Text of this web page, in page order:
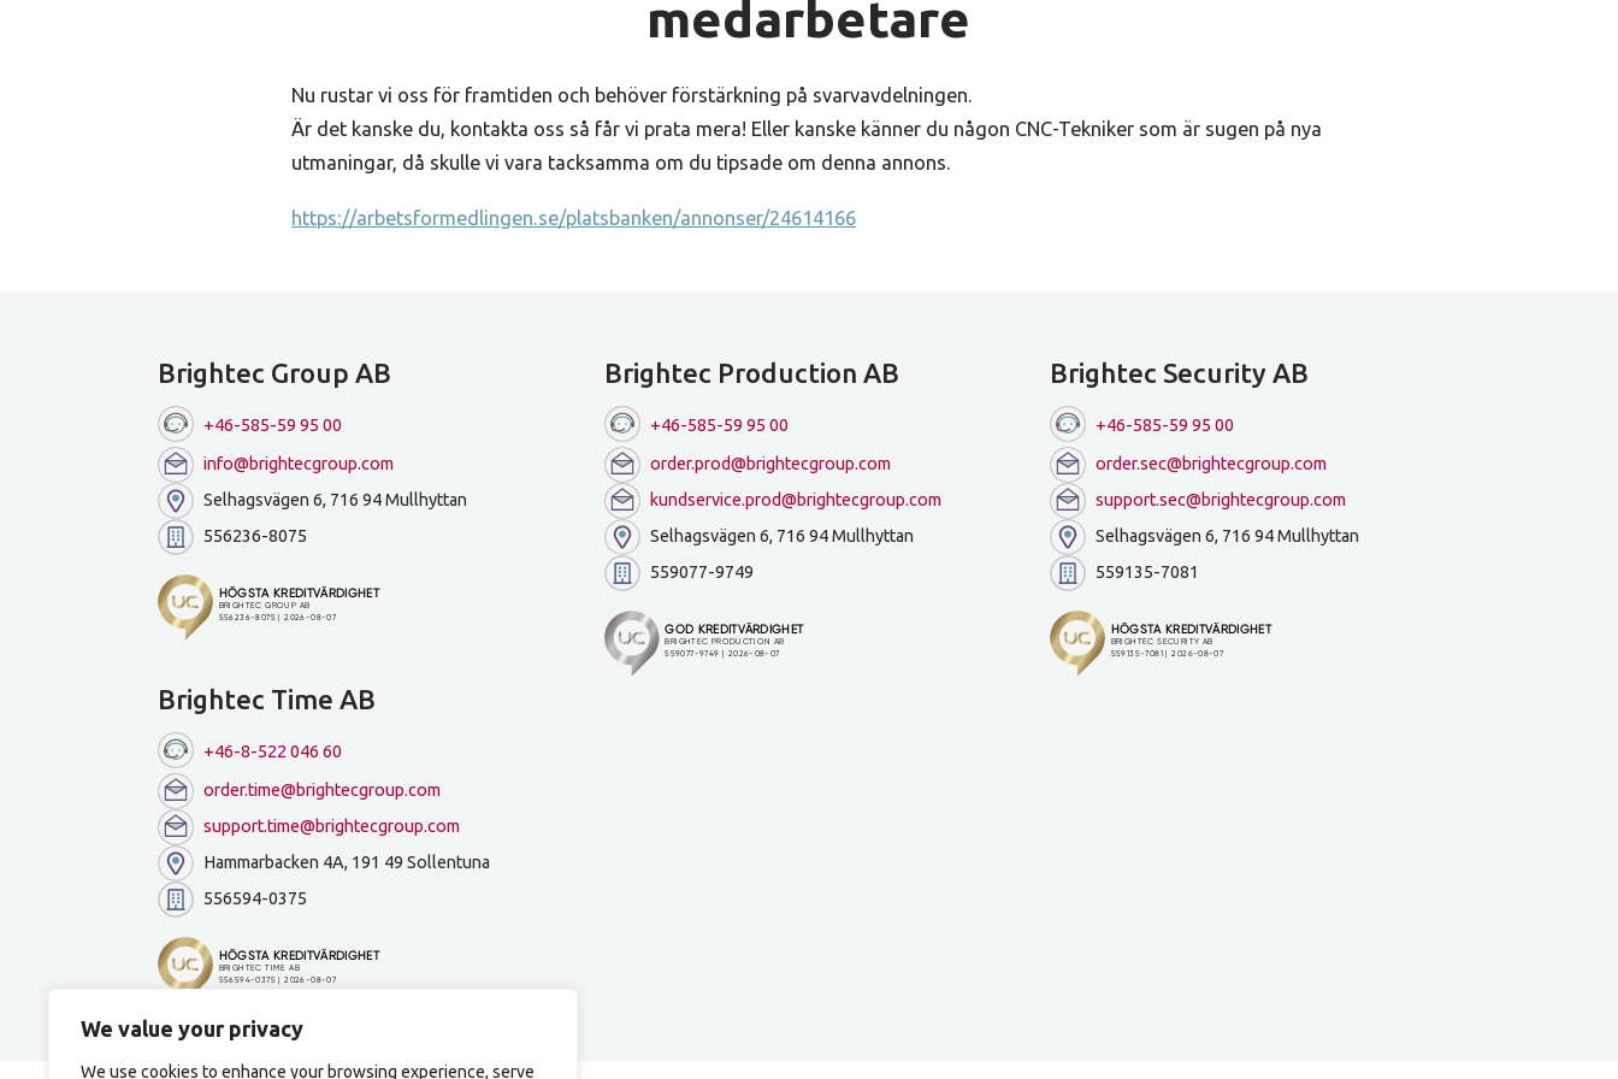
We value your privacy
We use cookies to enhance your browsing experience, serve
medarbetare
Nu rustar vi oss för framtiden och behöver förstärkning på svarvavdelningen.
Är det kanske du, kontakta oss så får vi prata mera! Eller kanske känner du någon CNC-Tekniker som är sugen på nya
utmaningar, då skulle vi vara tacksamma om du tipsade om denna annons.
https://arbetsformedlingen.se/platsbanken/annonser/24614166
Brightec Group AB
+46-585-59 95 00
info@brightecgroup.com
Selhagsvägen 6, 716 94 Mullhyttan
556236-8075
Brightec Production AB
+46-585-59 95 00
order.prod@brightecgroup.com
kundservice.prod@brightecgroup.com
Selhagsvägen 6, 716 94 Mullhyttan
559077-9749
Brightec Security AB
+46-585-59 95 00
order.sec@brightecgroup.com
support.sec@brightecgroup.com
Selhagsvägen 6, 716 94 Mullhyttan
559135-7081
Brightec Time AB
+46-8-522 046 60
order.time@brightecgroup.com
support.time@brightecgroup.com
Hammarbacken 4A, 191 49 Sollentuna
556594-0375